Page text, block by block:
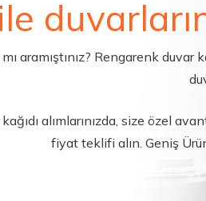
ile
mı aramıştınız? Rengarenk
alımlarınızda, size özel
fiyat teklifi alın. Geniş